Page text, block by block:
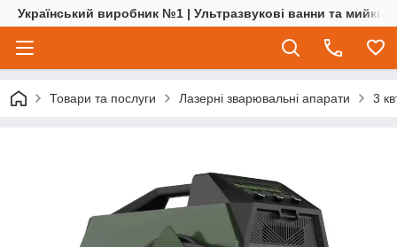
Український виробник №1 | Ультразвукові ванни та мийки |
Товари та послуги Лазерні зварювальні апарати 3